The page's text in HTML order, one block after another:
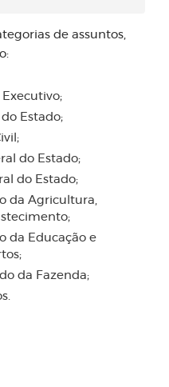
de assuntos,
Estado;
do Estado;
do Estado;
da Agricultura,
da Educação e
da Fazenda;